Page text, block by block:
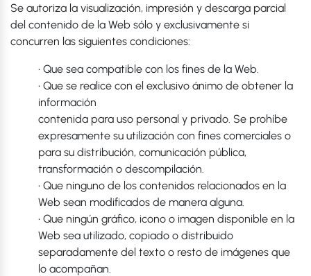
Se autoriza la visualización, impresión y descarga parcial
del contenido de la Web sólo y exclusivamente si
concurren las siguientes condiciones:
• Que sea compatible con los fines de la Web.
• Que se realice con el exclusivo ánimo de obtener la
información
contenida para uso personal y privado. Se prohíbe
expresamente su utilización con fines comerciales o
para su distribución, comunicación pública,
transformación o descompilación.
• Que ninguno de los contenidos relacionados en la
Web sean modificados de manera alguna.
• Que ningún gráfico, icono o imagen disponible en la
Web sea utilizado, copiado o distribuido
separadamente del texto o resto de imágenes que
lo acompañan.